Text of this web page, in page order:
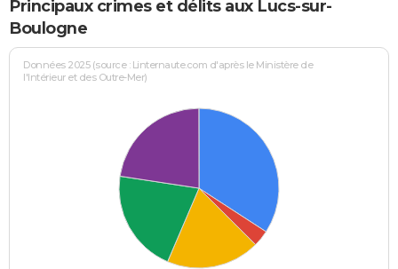
Principaux crimes et délits aux Lucs-sur-
Boulogne
Données 2025 (source : Linternaute.com d'après le Ministère de
l'Intérieur et des Outre-Mer)